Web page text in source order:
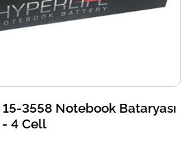
3558 Notebook Bataryası
- 4 Cell